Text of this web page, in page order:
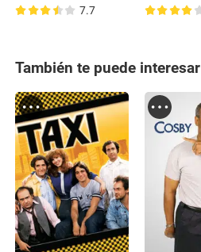
7.7
También te puede interesar